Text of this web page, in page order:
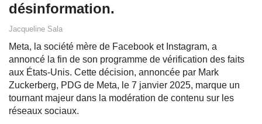
désinformation.
Jacqueline Sala
Meta, la société mère de Facebook et Instagram, a
annoncé la fin de son programme de vérification des faits
aux États-Unis. Cette décision, annoncée par Mark
Zuckerberg, PDG de Meta, le 7 janvier 2025, marque un
tournant majeur dans la modération de contenu sur les
réseaux sociaux.